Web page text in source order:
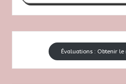
Évaluations : Obtenir le